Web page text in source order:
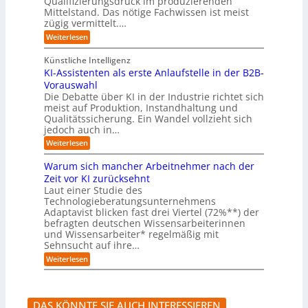
s
t
e
l
r
n
n
d
u
s
t
r
e
e
r
m
ö
g
l
i
c
h
e
n
e
n
d
e
R
a
n
s
o
m
w
a
r
e
-
G
f
a
h
r
t
e
r
o
r
t
e
i
c
h
e
r
u
n
d
u
n
b
e
q
u
e
m
e
r
)
B
l
i
c
k
a
u
f
-
Mittelstand. Das nötige Fachwissen ist meist
zügig vermittelt.…
Weiterlesen:
L
e
r
n
e
n
m
u
s
s
a
u
h
A
b
l
ä
u
f
e
v
e
r
d
e
Künstliche Intelligenz
KI-Assistenten als erste Anlaufstelle in der B2B-
Vorauswahl
Die Debatte über KI in der Industrie richtet sich
meist auf Produktion, Instandhaltung und
Qualitätssicherung. Ein Wandel vollzieht sich
jedoch auch in…
Weiterlesen:
K
-
A
s
s
i
s
t
e
n
t
e
l
s
Warum sich mancher Arbeitnehmer nach der
Zeit vor KI zurücksehnt
Laut einer Studie des
Technologieberatungsunternehmens
Adaptavist blicken fast drei Viertel (72%**) der
befragten deutschen Wissensarbeiterinnen
und Wissensarbeiter* regelmäßig mit
Sehnsucht auf ihre…
Weiterlesen:
W
u